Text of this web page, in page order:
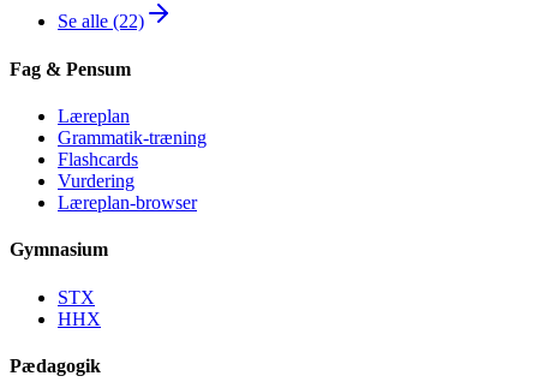
Se alle (22)
Fag & Pensum
Læreplan
Grammatik-træning
Flashcards
Vurdering
Læreplan-browser
Gymnasium
STX
HHX
Pædagogik